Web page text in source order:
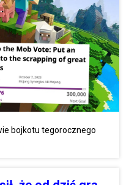
bojkotu tegorocznego